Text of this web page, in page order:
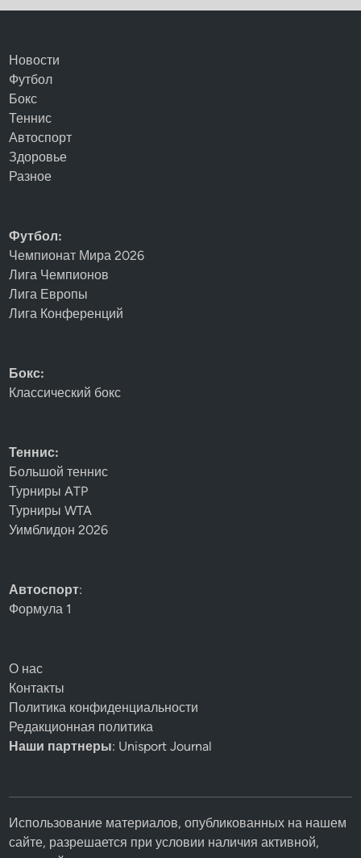
Новости
Футбол
Бокс
Теннис
Автоспорт
Здоровье
Разное
Футбол:
Чемпионат Мира 2026
Лига Чемпионов
Лига Европы
Лига Конференций
Бокс:
Классический бокс
Теннис:
Большой теннис
Турниры ATP
Турниры WTA
Уимблидон 2026
Автоспорт:
Формула 1
О нас
Контакты
Политика конфиденциальности
Редакционная политика
Наши партнеры: Unisport Journal
Использование материалов, опубликованных на нашем
сайте, разрешается при условии наличия активной,